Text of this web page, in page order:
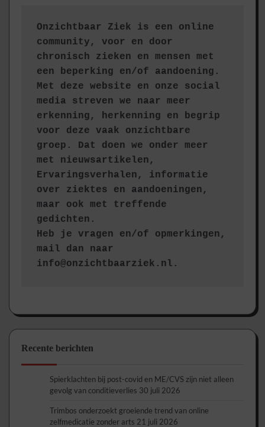
Onzichtbaar Ziek is een online
community, voor en door
chronisch zieken en mensen met
een beperking en/of aandoening.
Met deze website en onze social
media streven we naar meer
erkenning, herkenning en begrip
voor deze vaak onzichtbare
groep. Dat doen we onder meer
met nieuwsartikelen,
Ervaringsverhalen, informatie
over ziektes en aandoeningen,
maar ook met treffende
gedichten.
Heb je vragen en/of opmerkingen,
mail dan naar
info@onzichtbaarziek.nl.
Recente berichten
Spierklachten bij post-covid en ME/CVS zijn niet alleen
gevolg van conditieverlies 30 juli 2026
Trimbos onderzoekt groeiende trend van online
zelfmedicatie zonder arts 21 juli 2026